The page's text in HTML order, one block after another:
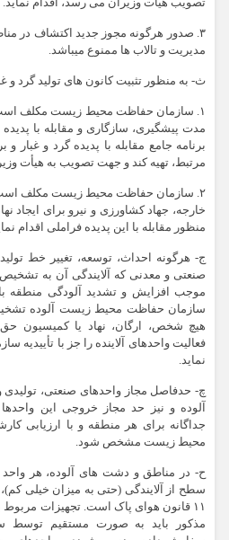
تصویب هیأت وزیران می رسد، اقدام نماید.
۳. صدور هرگونه مجوز جدید اکتشاف در
مدیریت و تالاب ها ممنوع میباشد.
ث- به منظور تثبیت کانون های تولید گرد و
۱. سازمان حفاظت محیط زیست مکلف است
مدت پیشگیری، سازگاری و مقابله با
برنامه جامع مقابله با پدیده گرد و غبار
مرتبط، تهیه کند و جهت تصویب به هیأت
۲. سازمان حفاظت محیط زیست مکلف است
خارجه، جهاد کشاورزی و نیرو برای ایجاد
منظور مقابله با این پدیده فراملی اقدام
ج- هرگونه احداث، توسعه، تغییر خط
صنعتی و معدنی که آلایندگی آن به
موجب افزایش و تشدید آلودگی منطقه
سازمان حفاظت محیط زیست آلوده
هیچ شخص، ارگان، نهاد یا کمیسیون حق
فعالیت واحدهای آلاینده را جز با
نماید.
چ- حدفاصل مجاز واحدهای صنعتی،
آلوده و نیز حد مجاز خروجی این
جداگانه برای هر منطقه و با ارزیابی
محیط زیست مشخص شود.
ح- در مناطق و دشت های آلوده، هر واحد
۱۱ قانون هوای پاک است. تجهیزات
مذکور باید به صورت مستقیم